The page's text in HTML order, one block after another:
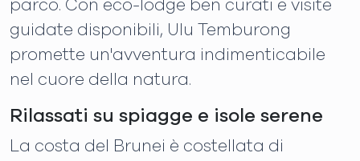
parco. Con eco-lodge ben curati e visite
guidate disponibili, Ulu Temburong
promette un'avventura indimenticabile
nel cuore della natura.
Rilassati su spiagge e isole serene
La costa del Brunei è costellata di